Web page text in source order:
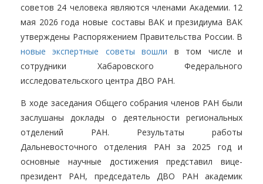
советов 24 человека являются членами Академии. 12
мая 2026 года новые составы ВАК и президиума ВАК
утверждены Распоряжением Правительства России. В
новые экспертные советы вошли в том числе и
сотрудники Хабаровского Федерального
исследовательского центра ДВО РАН.
В ходе заседания Общего собрания членов РАН были
заслушаны доклады о деятельности региональных
отделений РАН. Результаты работы
Дальневосточного отделения РАН за 2025 год и
основные научные достижения представил вице-
президент РАН, председатель ДВО РАН академик